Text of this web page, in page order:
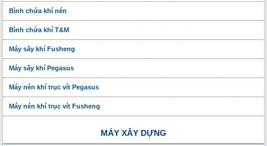
Bình chứa khí nén
Bình chứa khí T&M
Máy sấy khí Fusheng
Máy sấy khí Pegasus
Máy nén khí trục vít Pegasus
Máy nén khí trục vít Fusheng
MÁY XÂY DỰNG